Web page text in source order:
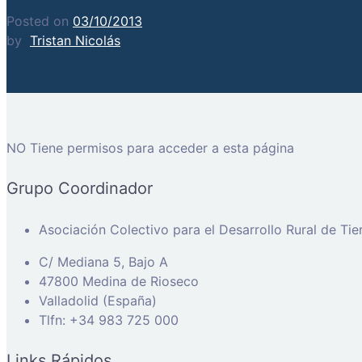
Posted on 03/10/2013
by Tristan Nicolás
NO Tiene permisos para acceder a esta página
Grupo Coordinador
Asociación Colectivo para el Desarrollo Rural de
C/ Mediana 5, Bajo A
47800 Medina de Rioseco
Valladolid (España)
Tlfn: +34 983 725 000